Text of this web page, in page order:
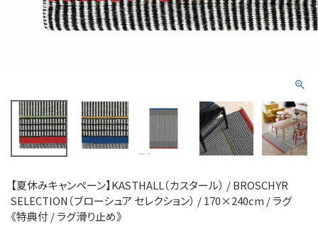
【夏休みキャンペーン】KASTHALL（カスタール） / BROSCHYR
SELECTION（ブローシュア セレクション） / 170×240cm / ラグ
《特典付 / ラグ滑り止め》